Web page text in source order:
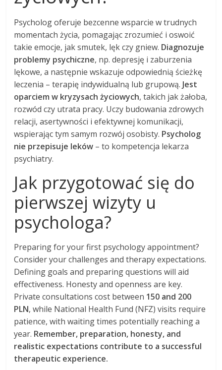
Psycholog oferuje bezcenne wsparcie w trudnych
momentach życia, pomagając zrozumieć i oswoić
takie emocje, jak smutek, lęk czy gniew. Diagnozuje
problemy psychiczne, np. depresję i zaburzenia
lękowe, a następnie wskazuje odpowiednią ścieżkę
leczenia – terapię indywidualną lub grupową. Jest
oparciem w kryzysach życiowych, takich jak żałoba,
rozwód czy utrata pracy. Uczy budowania zdrowych
relacji, asertywności i efektywnej komunikacji,
wspierając tym samym rozwój osobisty. Psycholog
nie przepisuje leków – to kompetencja lekarza
psychiatry.
Jak przygotować się do
pierwszej wizyty u
psychologa?
Preparing for your first psychology appointment?
Consider your challenges and therapy expectations.
Defining goals and preparing questions will aid
effectiveness. Honesty and openness are key.
Private consultations cost between 150 and 200
PLN, while National Health Fund (NFZ) visits require
patience, with waiting times potentially reaching a
year. Remember, preparation, honesty, and
realistic expectations contribute to a successful
therapeutic experience.